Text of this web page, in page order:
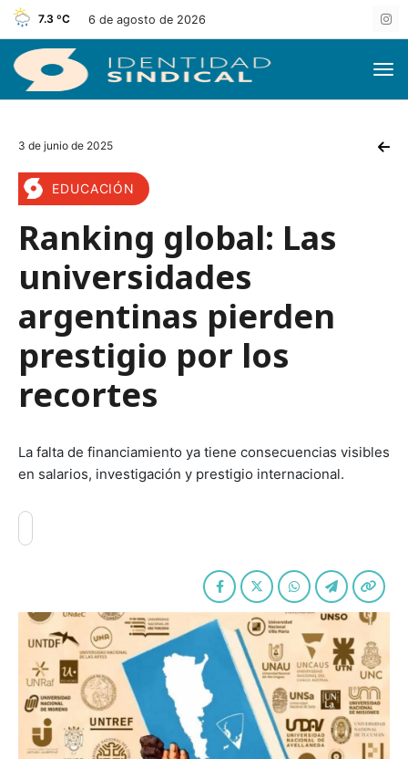
7.3 ºC 6 de agosto de 2026
3 de junio de 2025
EDUCACIÓN
Ranking global: Las
universidades
argentinas pierden
prestigio por los
recortes
La falta de financiamiento ya tiene consecuencias visibles
en salarios, investigación y prestigio internacional.